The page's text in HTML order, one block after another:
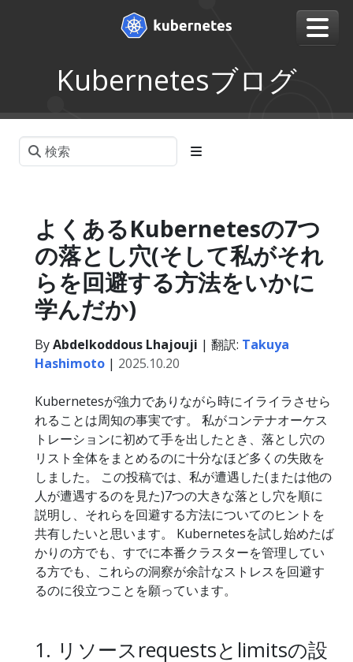
Kubernetesブログ
よくあるKubernetesの7つ
の落とし穴(そして私がそれ
らを回避する方法をいかに
学んだか)
ByAbdelkoddous Lhajouji | 翻訳: Takuya
Hashimoto | 2025.10.20
Kubernetesが強力でありながら時にイライラさせら
れることは周知の事実です。 私がコンテナオーケス
トレーションに初めて手を出したとき、落とし穴の
リスト全体をまとめるのに十分なほど多くの失敗を
しました。 この投稿では、私が遭遇した(または他の
人が遭遇するのを見た)7つの大きな落とし穴を順に
説明し、それらを回避する方法についてのヒントを
共有したいと思います。 Kubernetesを試し始めたば
かりの方でも、すでに本番クラスターを管理してい
る方でも、これらの洞察が余計なストレスを回避す
るのに役立つことを願っています。
1. リソースrequestsとlimitsの設